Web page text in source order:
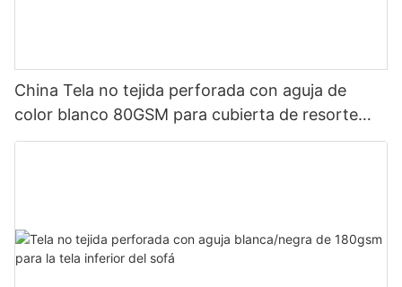
China Tela no tejida perforada con aguja de
color blanco 80GSM para cubierta de resorte
ensacado No tejido Rayson personalizado